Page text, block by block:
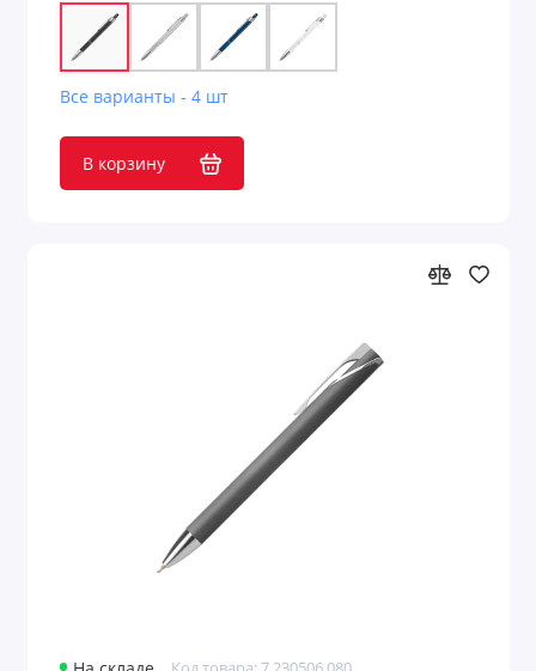
Все варианты - 4 шт
В корзину